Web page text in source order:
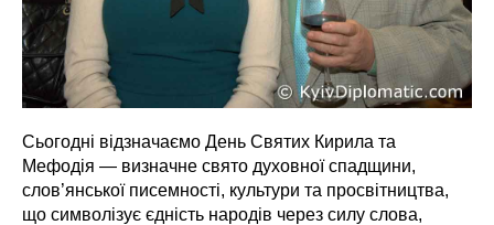
Сьогодні відзначаємо День Святих Кирила та
Мефодія — визначне свято духовної спадщини,
слов’янської писемності, культури та просвітництва,
що символізує єдність народів через силу слова,